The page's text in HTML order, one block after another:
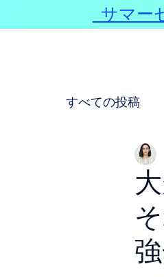
すべての投稿
サマー